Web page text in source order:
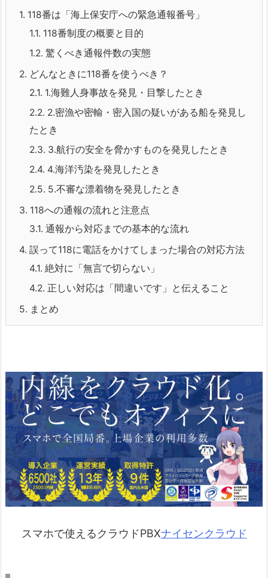
1. 118番は「海上保安庁への緊急通報番号」
1.1. 118番制度の概要と目的
1.2. 驚くべき通報件数の実態
2. どんなときに118番を使うべき？
2.1. 1.海難人身事故を発見・目撃したとき
2.2. 2.密漁や密輸・密入国の疑いがある船を発見し
たとき
2.3. 3.航行の安全を脅かすものを発見したとき
2.4. 4.海洋汚染を発見したとき
2.5. 5.不審な漂着物を発見したとき
3. 118への通報の流れと注意点
3.1. 通報から対応までの基本的な流れ
4. 誤って118に電話をかけてしまった場合の対応方法
4.1. 絶対に「無言で切らない」
4.2. 正しい対応は「間違いです」と伝えること
5. まとめ
スマホで使えるクラウドPBXナイセンクラウド